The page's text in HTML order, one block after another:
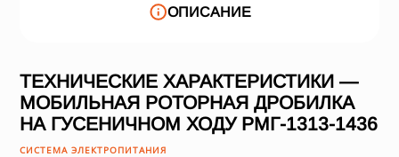
ОПИСАНИЕ
ТЕХНИЧЕСКИЕ ХАРАКТЕРИСТИКИ —
МОБИЛЬНАЯ РОТОРНАЯ ДРОБИЛКА
НА ГУСЕНИЧНОМ ХОДУ РМГ-1313-1436
СИСТЕМА ЭЛЕКТРОПИТАНИЯ